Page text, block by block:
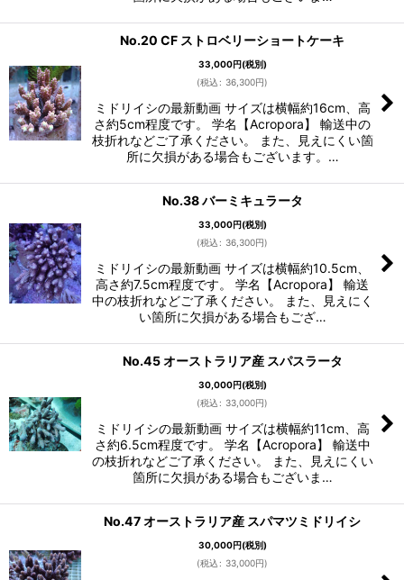
No.20 CF ストロベリーショートケーキ
33,000円(税別)
(税込 : 36,300円)
ミドリイシの最新動画 サイズは横幅約16cm、高
さ約5cm程度です。 学名【Acropora】 輸送中の
枝折れなどご了承ください。 また、見えにくい箇
所に欠損がある場合もございます。…
No.38 バーミキュラータ
33,000円(税別)
(税込 : 36,300円)
ミドリイシの最新動画 サイズは横幅約10.5cm、
高さ約7.5cm程度です。 学名【Acropora】 輸送
中の枝折れなどご了承ください。 また、見えにく
い箇所に欠損がある場合もござ…
No.45 オーストラリア産 スパスラータ
30,000円(税別)
(税込 : 33,000円)
ミドリイシの最新動画 サイズは横幅約11cm、高
さ約6.5cm程度です。 学名【Acropora】 輸送中
の枝折れなどご了承ください。 また、見えにくい
箇所に欠損がある場合もございま…
No.47 オーストラリア産 スパマツミドリイシ
30,000円(税別)
(税込 : 33,000円)